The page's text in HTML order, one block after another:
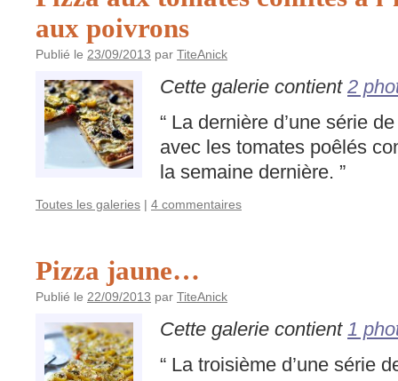
aux poivrons
Publié le 23/09/2013 par TiteAnick
Cette galerie contient 2
“ La dernière d’une série
avec les tomates poêlés
la semaine dernière. ”
Toutes les galeries | 4 commentaires
Pizza jaune…
Publié le 22/09/2013 par TiteAnick
Cette galerie contient 1
“ La troisième d’une série